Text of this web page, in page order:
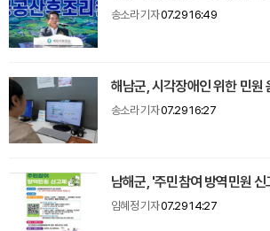
송소라 기자07.29 16:49
해남군, 시각장애인 위한 민원
송소라 기자07.29 16:27
남해군, '주민참여 방역민원
임혜정 기자07.29 14:27